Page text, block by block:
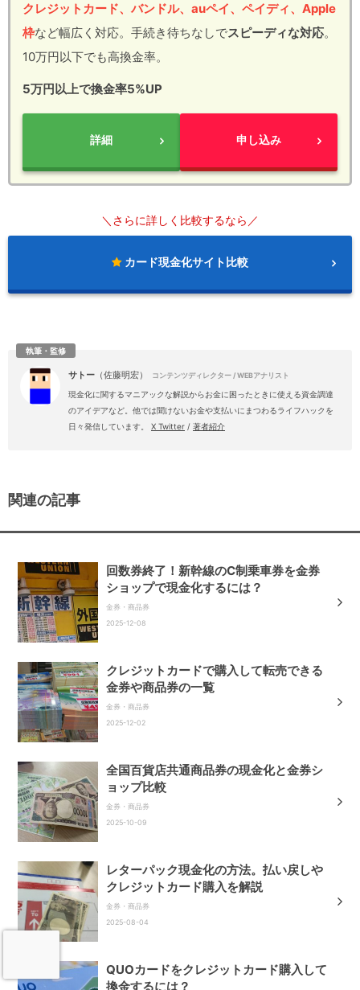
クレジットカード、バンドル、auペイ、ペイディ、Apple
枠など幅広く対応。手続き待ちなしでスピーディな対応。
10万円以下でも高換金率。
5万円以上で換金率5%UP
詳細 申し込み
＼さらに詳しく比較するなら／
カード現金化サイト比較
執筆・監修
サトー （佐藤明宏） コンテンツディレクター / WEBアナリスト
現金化に関するマニアックな解説からお金に困ったときに使える資金調達
のアイデアなど。他では聞けないお金や支払いにまつわるライフハックを
日々発信しています。 X Twitter / 著者紹介
関連の記事
回数券終了！新幹線のC制乗車券を金券
ショップで現金化するには？
金券・商品券
2025-12-08
クレジットカードで購入して転売できる
金券や商品券の一覧
金券・商品券
2025-12-02
全国百貨店共通商品券の現金化と金券シ
ョップ比較
金券・商品券
2025-10-09
レターパック現金化の方法。払い戻しや
クレジットカード購入を解説
金券・商品券
2025-08-04
QUOカードをクレジットカード購入して
換金するには？